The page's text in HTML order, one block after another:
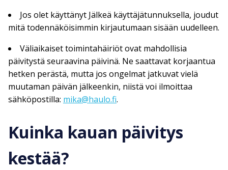
Jos olet käyttänyt Jälkeä käyttäjätunnuksella, joudut
mitä todennäköisimmin kirjautumaan sisään uudelleen.
Väliaikaiset toimintahäiriöt ovat mahdollisia
päivitystä seuraavina päivinä. Ne saattavat korjaantua
hetken perästä, mutta jos ongelmat jatkuvat vielä
muutaman päivän jälkeenkin, niistä voi ilmoittaa
sähköpostilla: mika@haulo.fi.
Kuinka kauan päivitys
kestää?